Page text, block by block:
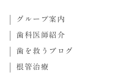
グループ案内
歯科医師紹介
歯を救うブログ
根管治療